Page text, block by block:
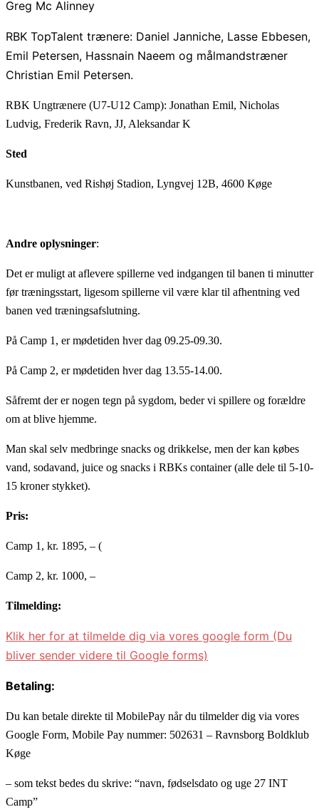
Greg Mc Alinney
RBK TopTalent trænere: Daniel Janniche, Lasse Ebbesen,
Emil Petersen, Hassnain Naeem og målmandstræner
Christian Emil Petersen.
RBK Ungtrænere (U7-U12 Camp): Jonathan Emil, Nicholas
Ludvig, Frederik Ravn, JJ, Aleksandar K
Sted
Kunstbanen, ved Rishøj Stadion, Lyngvej 12B, 4600 Køge
Andre oplysninger:
Det er muligt at aflevere spillerne ved indgangen til banen ti minutter
før træningsstart, ligesom spillerne vil være klar til afhentning ved
banen ved træningsafslutning.
På Camp 1, er mødetiden hver dag 09.25-09.30.
På Camp 2, er mødetiden hver dag 13.55-14.00.
Såfremt der er nogen tegn på sygdom, beder vi spillere og forældre
om at blive hjemme.
Man skal selv medbringe snacks og drikkelse, men der kan købes
vand, sodavand, juice og snacks i RBKs container (alle dele til 5-10-
15 kroner stykket).
Pris:
Camp 1, kr. 1895, – (
Camp 2, kr. 1000, –
Tilmelding:
Klik her for at tilmelde dig via vores google form (Du
bliver sender videre til Google forms)
Betaling:
Du kan betale direkte til MobilePay når du tilmelder dig via vores
Google Form, Mobile Pay nummer: 502631 – Ravnsborg Boldklub
Køge
– som tekst bedes du skrive: “navn, fødselsdato og uge 27 INT
Camp”